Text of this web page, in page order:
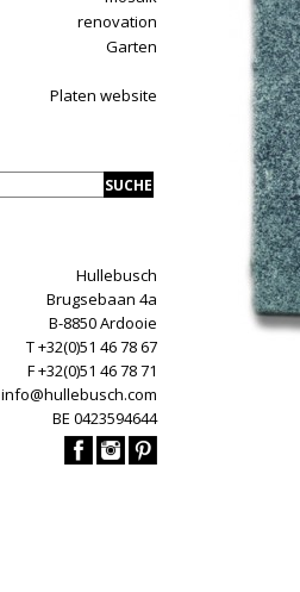
renovation
Garten
Platen website
Hullebusch
Brugsebaan 4a
B-8850 Ardooie
T +32(0)51 46 78 67
F +32(0)51 46 78 71
info@hullebusch.com
BE 0423594644